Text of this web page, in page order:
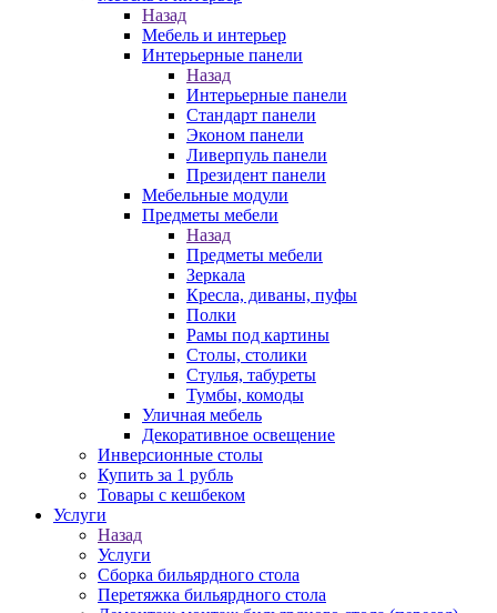
Назад
Мебель и интерьер
Интерьерные панели
Назад
Интерьерные панели
Стандарт панели
Эконом панели
Ливерпуль панели
Президент панели
Мебельные модули
Предметы мебели
Назад
Предметы мебели
Зеркала
Кресла, диваны, пуфы
Полки
Рамы под картины
Столы, столики
Стулья, табуреты
Тумбы, комоды
Уличная мебель
Декоративное освещение
Инверсионные столы
Купить за 1 рубль
Товары с кешбеком
Услуги
Назад
Услуги
Сборка бильярдного стола
Перетяжка бильярдного стола